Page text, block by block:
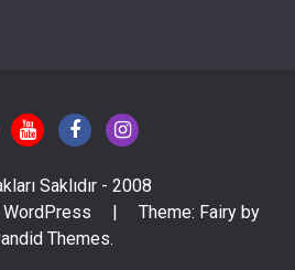
Saklıdır - 2008
Theme: Fairy by
Themes.